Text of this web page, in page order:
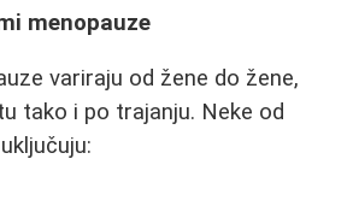
menopauze
variraju od žene do žene,
tako i po trajanju. Neke od